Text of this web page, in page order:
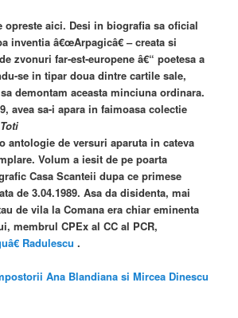
opreste aici. Desi in biografia sa oficial
inventia â€œArpagicâ€ – creata si
zvonuri far-est-europene â€“ poetesa a
se in tipar doua dintre cartile sale,
demontam aceasta minciuna ordinara.
avea sa-i apara in faimoasa colectie
antologie de versuri aparuta in cateva
Volum a iesit de pe poarta
Casa Scanteii dupa ce primese
de 3.04.1989. Asa da disidenta, mai
de vila la Comana era chiar eminenta
membrul CPEx al CC al PCR,
Radulescu.
Ana Blandiana si Mircea Dinescu